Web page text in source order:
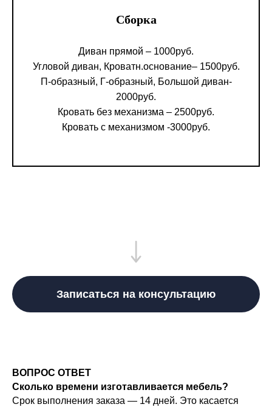
Сборка
Диван прямой – 1000руб.
Угловой диван, Кроватн.основание– 1500руб.
П-образный, Г-образный, Большой диван-
2000руб.
Кровать без механизма – 2500руб.
Кровать с механизмом -3000руб.
Записаться на консультацию
ВОПРОС ОТВЕТ
Сколько времени изготавливается мебель?
Срок выполнения заказа — 14 дней. Это касается